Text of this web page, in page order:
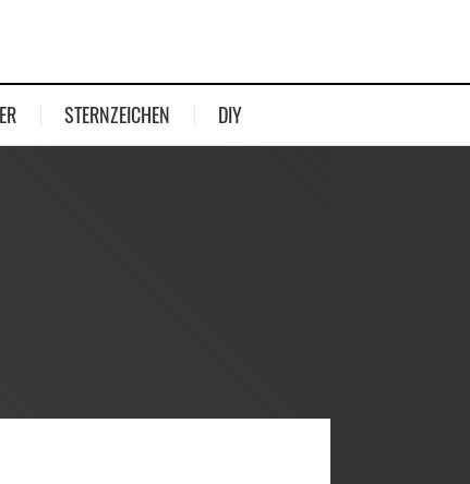
STERNZEICHEN DIY